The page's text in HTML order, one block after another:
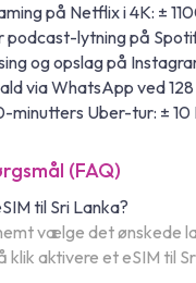
på Netflix i 4K: ±
podcast-lytning på
og opslag på
via WhatsApp ved
minutters Uber-tur: ± 10
(FAQ)
til Sri Lanka?
vælge det ønskede
klik aktivere et eSIM til